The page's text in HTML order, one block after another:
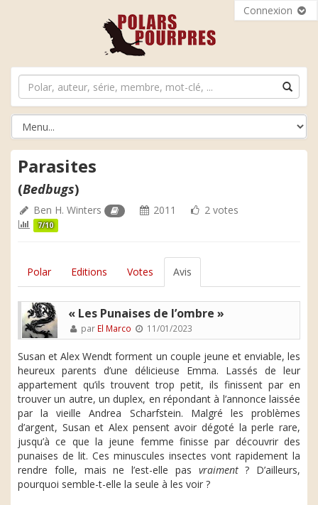
Connexion
Parasites
(Bedbugs)
Ben H. Winters 2011 2 votes
7/10
Polar Editions Votes Avis
« Les Punaises de l’ombre »
par El Marco 11/01/2023
Susan et Alex Wendt forment un couple jeune et enviable, les
heureux parents d’une délicieuse Emma. Lassés de leur
appartement qu’ils trouvent trop petit, ils finissent par en
trouver un autre, un duplex, en répondant à l’annonce laissée
par la vieille Andrea Scharfstein. Malgré les problèmes
d’argent, Susan et Alex pensent avoir dégoté la perle rare,
jusqu’à ce que la jeune femme finisse par découvrir des
punaises de lit. Ces minuscules insectes vont rapidement la
rendre folle, mais ne l’est-elle pas vraiment? D’ailleurs,
pourquoi semble-t-elle la seule à les voir ?